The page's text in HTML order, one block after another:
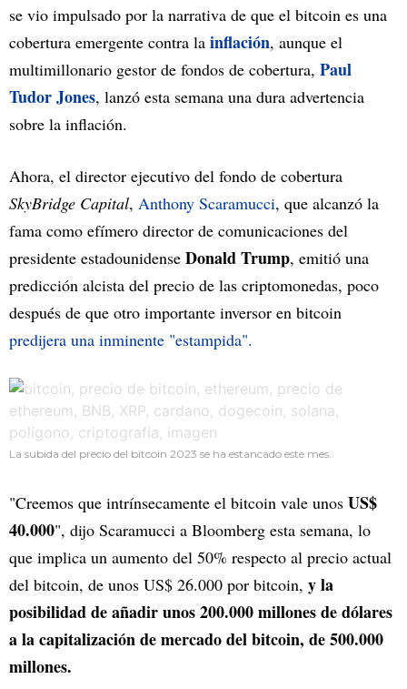
se vio impulsado por la narrativa de que el bitcoin es una
cobertura emergente contra la inflación, aunque el
multimillonario gestor de fondos de cobertura, Paul
Tudor Jones, lanzó esta semana una dura advertencia
sobre la inflación.
Ahora, el director ejecutivo del fondo de cobertura
SkyBridge Capital, Anthony Scaramucci, que alcanzó la
fama como efímero director de comunicaciones del
presidente estadounidense Donald Trump, emitió una
predicción alcista del precio de las criptomonedas, poco
después de que otro importante inversor en bitcoin
predijera una inminente "estampida".
La subida del precio del bitcoin 2023 se ha estancado este mes.
"Creemos que intrínsecamente el bitcoin vale unos US$
40.000", dijo Scaramucci a Bloomberg esta semana, lo
que implica un aumento del 50% respecto al precio actual
del bitcoin, de unos US$ 26.000 por bitcoin, y la
posibilidad de añadir unos 200.000 millones de dólares
a la capitalización de mercado del bitcoin, de 500.000
millones.